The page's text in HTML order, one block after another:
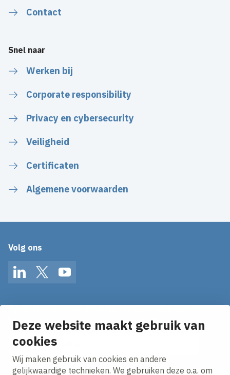
Deze website maakt gebruik van
cookies
Wij maken gebruik van cookies en andere
gelijkwaardige technieken. We gebruiken deze o.a. om
Contact
Snel naar
Werken bij
Corporate responsibility
Privacy en cybersecurity
Veiligheid
Certificaten
Algemene voorwaarden
Volg ons
LinkedInTwitterYouTube
Ontvang onze nieuws alerts in je mailbox!
E-mailadres
Ik ga akkoord met hetprivacy statement.